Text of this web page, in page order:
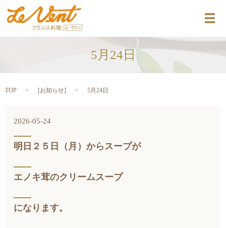
メ
5月24日
TOP [お知らせ] 5月24日
2026-05-24
明日２５日（月）からスープが
エノキ茸のクリームスープ
になります。